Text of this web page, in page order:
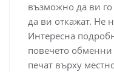
възможно да ви
да ви откажат. Не
Интересна
повечето
печат върху